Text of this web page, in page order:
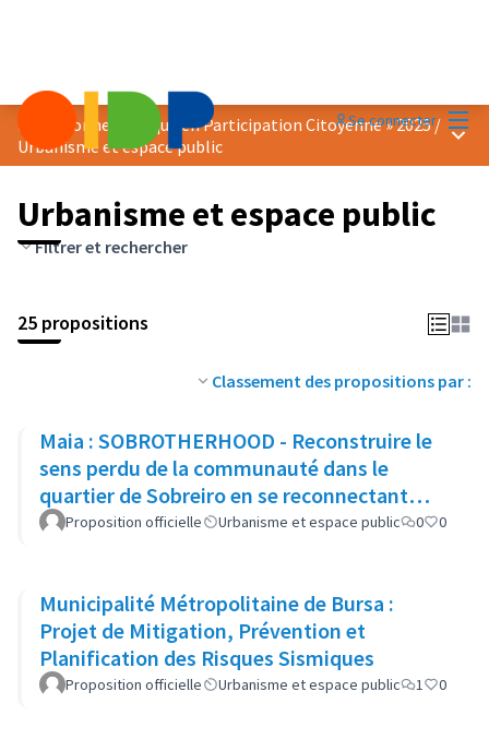
Se connecter
Prix « Bonne Pratique en Participation Citoyenne » 2025 /
Urbanisme et espace public
Urbanisme et espace public
Filtrer et rechercher
25 propositions
Classement des propositions par :
Maia : SOBROTHERHOOD - Reconstruire le
sens perdu de la communauté dans le
quartier de Sobreiro en se reconnectant
avec la nature grâce au design
Proposition officielle Urbanisme et espace public 0 0
Municipalité Métropolitaine de Bursa :
Projet de Mitigation, Prévention et
Planification des Risques Sismiques
Proposition officielle Urbanisme et espace public 1 0